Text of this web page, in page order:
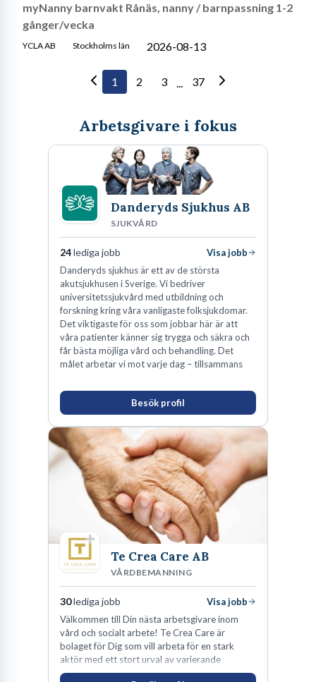
myNanny barnvakt Rånäs, nanny / barnpassning 1-2
gånger/vecka
YCLA AB Stockholms län 2026-08-13
1 2 3 ... 37
Arbetsgivare i fokus
Danderyds Sjukhus AB
SJUKVÅRD
24lediga jobb
Visa jobb
Danderyds sjukhus är ett av de största
akutsjukhusen i Sverige. Vi bedriver
universitetssjukvård med utbildning och
forskning kring våra vanligaste folksjukdomar.
Det viktigaste för oss som jobbar här är att
våra patienter känner sig trygga och säkra och
får bästa möjliga vård och behandling. Det
målet arbetar vi mot varje dag – tillsammans
Besök profil
Te Crea Care AB
VÅRDBEMANNING
30lediga jobb
Visa jobb
Välkommen till Din nästa arbetsgivare inom
vård och socialt arbete! Te Crea Care är
bolaget för Dig som vill arbeta för en stark
aktör med ett stort urval av varierande
uppdrag i hela Sverige både inom den privata